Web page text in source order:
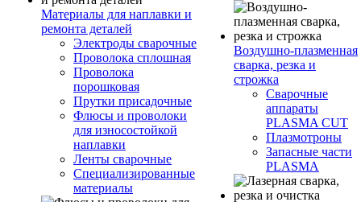
Материалы для наплавки и
ремонта деталей
Электроды сварочные
Проволока сплошная
Проволока
порошковая
Прутки присадочные
Флюсы и проволоки
для износостойкой
наплавки
Ленты сварочные
Специализированные
материалы
Воздушно-плазменная
сварка, резка и
строжка
Сварочные
аппараты
PLASMA CUT
Плазмотроны
Запасные части
PLASMA